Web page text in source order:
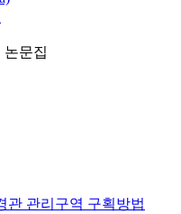
논문집
관 관리구역 구획방법